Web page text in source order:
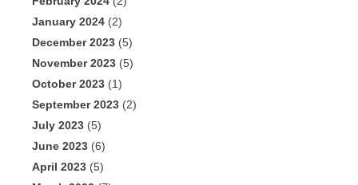
January 2024 (2)
December 2023 (5)
November 2023 (5)
October 2023 (1)
September 2023 (2)
July 2023 (5)
June 2023 (6)
April 2023 (5)